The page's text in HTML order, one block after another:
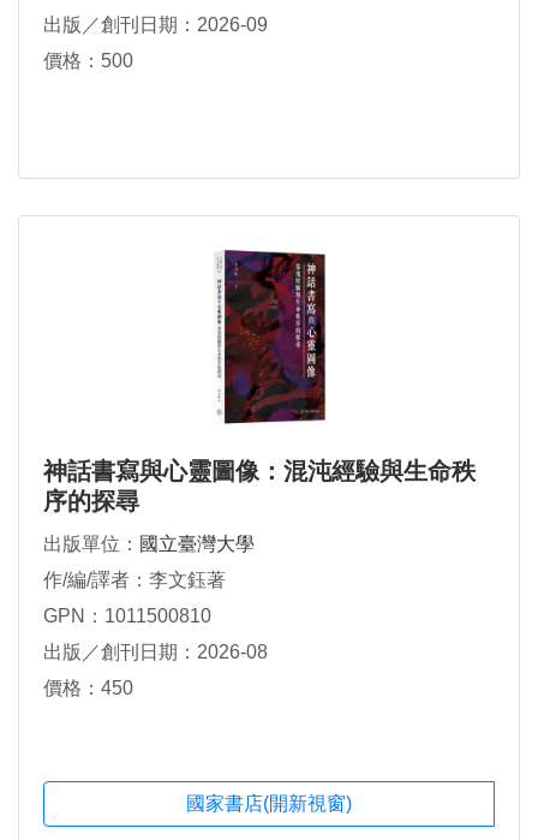
出版／創刊日期：2026-09
價格：500
神話書寫與心靈圖像：混沌經驗與生命秩
序的探尋
出版單位： 國立臺灣大學
作/編/譯者：李文鈺著
GPN：1011500810
出版／創刊日期：2026-08
價格：450
國家書店(開新視窗)